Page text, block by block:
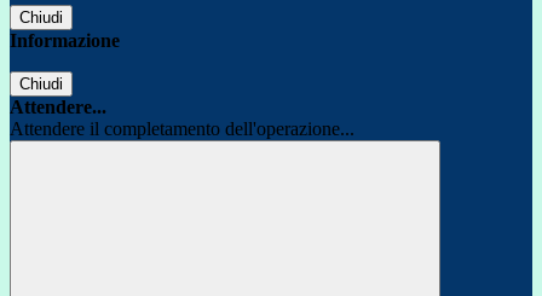
Chiudi
Informazione
Chiudi
Attendere...
Attendere il completamento dell'operazione...